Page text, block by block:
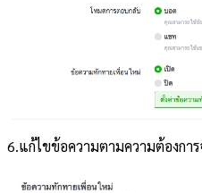
6.แก้ไขข้อความตามความต้องกา